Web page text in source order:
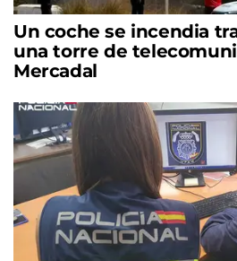
Un coche se incendia
una torre de
Mercadal